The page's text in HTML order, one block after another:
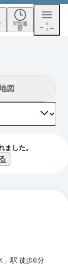
閲覧履
歴
メ
ニュー
図
した。
」駅 徒歩6分